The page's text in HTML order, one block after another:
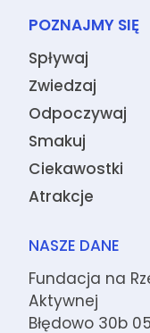
POZNAJMY SIĘ
Spływaj
Zwiedzaj
Odpoczywaj
Smakuj
Ciekawostki
Atrakcje
NASZE DANE
Fundacja na
Aktywnej
Błędowo 30b